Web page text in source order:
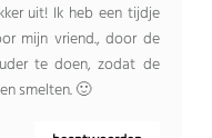
uit! Ik heb een tijdje
mijn vriend., door de
te doen, zodat de
smelten. 🙂